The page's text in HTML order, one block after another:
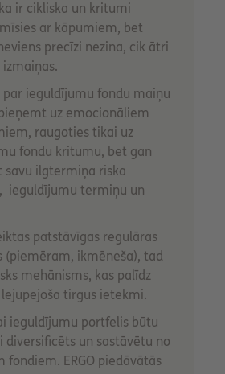
ir cikliska un kritumi
ar kāpumiem, bet
precīzi nezina, cik ātri
izmaiņas.
par ieguldījumu fondu maiņu
uz emocionāliem
raugoties tikai uz
fondu kritumu, bet gan
savu ilgtermiņa riska
ieguldījumu termiņu un
patstāvīgas regulāras
(piemēram, ikmēneša), tad
mehānisms, kas palīdz
tirgus ietekmi.
ieguldījumu portfelis būtu
diversificēts un sastāvētu no
fondiem. ERGO piedāvātās